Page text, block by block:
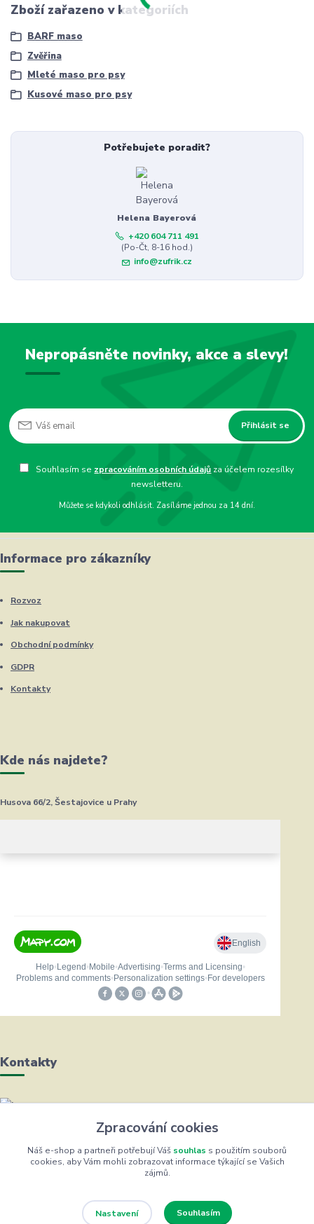
Zboží zařazeno v kategoriích
BARF maso
Zvěřina
Mleté maso pro psy
Kusové maso pro psy
Potřebujete poradit?
Helena Bayerová
+420 604 711 491
(Po-Čt, 8-16 hod.)
info@zufrik.cz
Nepropásněte novinky, akce a slevy!
Přihlásit se
Souhlasím se zpracováním osobních údajů za účelem rozesílky
newsletteru.
Můžete se kdykoli odhlásit. Zasíláme jednou za 14 dní.
Informace pro zákazníky
Rozvoz
Jak nakupovat
Obchodní podmínky
GDPR
Kontakty
Kde nás najdete?
Husova 66/2, Šestajovice u Prahy
Kontakty
Helena Bayerová
+420 604 711 491
(Po-Čt, 8-16 hod.)
Zpracování cookies
Náš e-shop a partneři potřebují Váš souhlas s použitím souborů
cookies, aby Vám mohli zobrazovat informace týkající se Vašich
zájmů.
Nastavení Souhlasím